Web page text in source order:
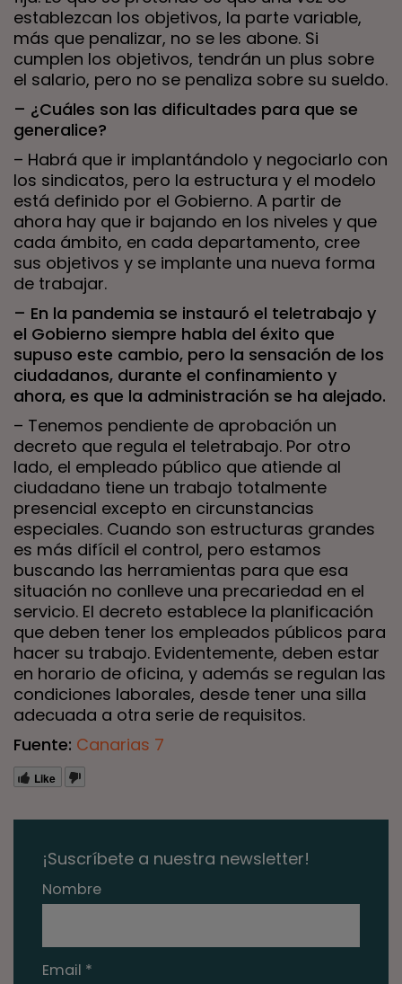
establezcan los objetivos, la parte variable,
más que penalizar, no se les abone. Si
cumplen los objetivos, tendrán un plus sobre
el salario, pero no se penaliza sobre su sueldo.
– ¿Cuáles son las dificultades para que se
generalice?
– Habrá que ir implantándolo y negociarlo con
los sindicatos, pero la estructura y el modelo
está definido por el Gobierno. A partir de
ahora hay que ir bajando en los niveles y que
cada ámbito, en cada departamento, cree
sus objetivos y se implante una nueva forma
de trabajar.
– En la pandemia se instauró el teletrabajo y
el Gobierno siempre habla del éxito que
supuso este cambio, pero la sensación de los
ciudadanos, durante el confinamiento y
ahora, es que la administración se ha alejado.
– Tenemos pendiente de aprobación un
decreto que regula el teletrabajo. Por otro
lado, el empleado público que atiende al
ciudadano tiene un trabajo totalmente
presencial excepto en circunstancias
especiales. Cuando son estructuras grandes
es más difícil el control, pero estamos
buscando las herramientas para que esa
situación no conlleve una precariedad en el
servicio. El decreto establece la planificación
que deben tener los empleados públicos para
hacer su trabajo. Evidentemente, deben estar
en horario de oficina, y además se regulan las
condiciones laborales, desde tener una silla
adecuada a otra serie de requisitos.
Fuente: Canarias 7
Like
¡Suscríbete a nuestra newsletter!
Nombre
Email *